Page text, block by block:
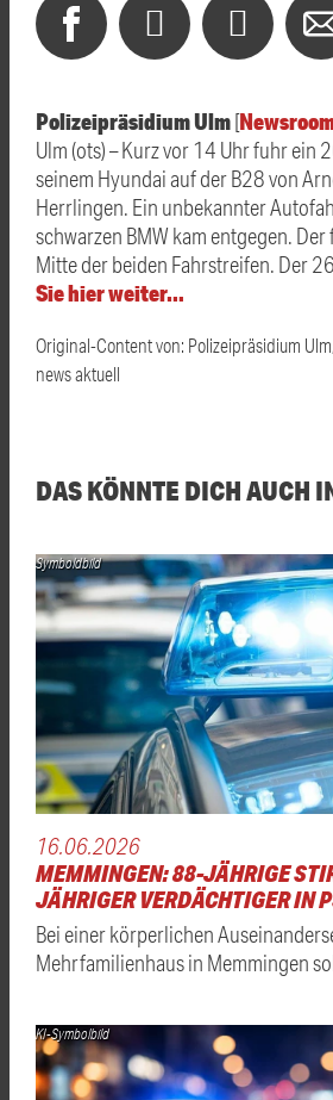
Polizeipräsidium Ulm[
Ulm (ots) – Kurz vor 14 Uhr fuhr ein
seinem Hyundai auf der B28 von
Herrlingen. Ein unbekannter
schwarzen BMW kam entgegen.
Mitte der beiden Fahrstreifen. Der
Sie hier weiter…
Original-Content von: Polizeipräsidium
news aktuell
DAS KÖNNTE DICH AUCH
Symboldbild
16.06.2026
MEMMINGEN: 88-JÄHRIGE
JÄHRIGER VERDÄCHTIGER IN
Bei einer körperlichen
Mehrfamilienhaus in Memmingen
KI-Symbolbild